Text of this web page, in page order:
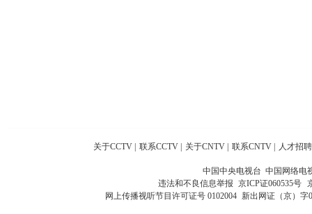
关于CCTV 联系CCTV 关于CNTV 联系CNTV 人才招聘
中国中央电视台 中国网络电
违法和不良信息举报 京ICP证060535号
网上传播视听节目许可证号 0102004 新出网证（京）